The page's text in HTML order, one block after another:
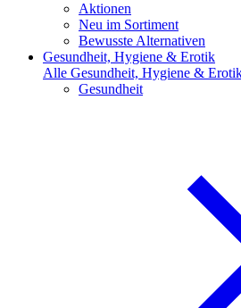
Aktionen
Neu im Sortiment
Bewusste Alternativen
Gesundheit, Hygiene & Erotik
Alle Gesundheit, Hygiene &
Gesundheit